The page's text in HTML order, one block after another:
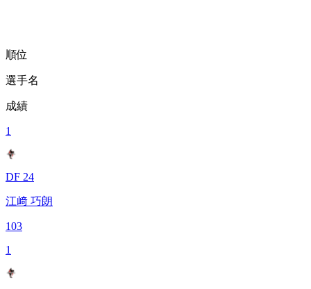
順位
選手名
成績
1
DF 24
江﨑 巧朗
103
1